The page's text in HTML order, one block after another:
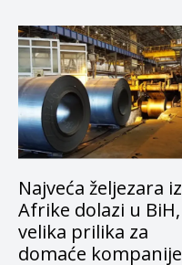
Najveća željezara iz
Afrike dolazi u BiH,
velika prilika za
domaće kompanije